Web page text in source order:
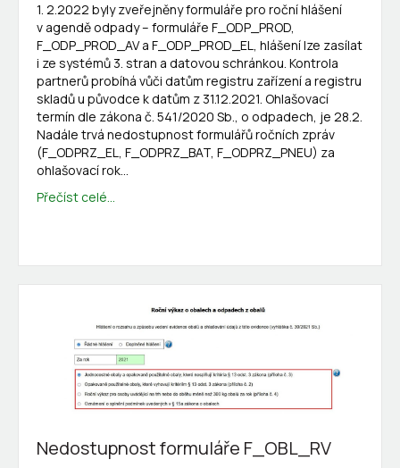
1. 2.2022 byly zveřejněny formuláře pro roční hlášení
v agendě odpady – formuláře F_ODP_PROD,
F_ODP_PROD_AV a F_ODP_PROD_EL, hlášení lze zasílat
i ze systémů 3. stran a datovou schránkou. Kontrola
partnerů probíhá vůči datům registru zařízení a registru
skladů u původce k datům z 31.12.2021. Ohlašovací
termín dle zákona č. 541/2020 Sb., o odpadech, je 28.2.
Nadále trvá nedostupnost formulářů ročních zpráv
(F_ODPRZ_EL, F_ODPRZ_BAT, F_ODPRZ_PNEU) za
ohlašovací rok…
Přečíst celé...
Nedostupnost formuláře F_OBL_RV